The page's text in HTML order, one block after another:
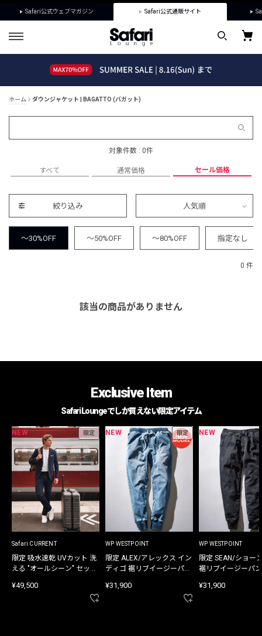
Safari公式ウェブマガジン Safari公式通販サイト
ホーム ダウンジャケット | BAGATTO (バガット)
対象件数 : 0件
すべて 通常価格 セール価格
絞り込み 人気順
～30%OFF ～50%OFF ～80%OFF 指定なし
0 件
該当の商品がありません
Exclusive Item
Safari Loungeでしか買えない限定アイテム
NEW 限定
Safari CURRENT
限定 吸水速乾 UVカット 洗
える "オールシーン" セット
¥49,500
NEW 限定
WP WESTPOINT
限定 ALEX/アレックス イン
ディゴ 裾リブイージーパン
¥31,900
NEW
WP WESTPOINT
限定 SEAN/ショー
裾リブイージーパ
¥31,900